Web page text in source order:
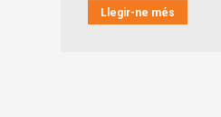
Llegir-ne més